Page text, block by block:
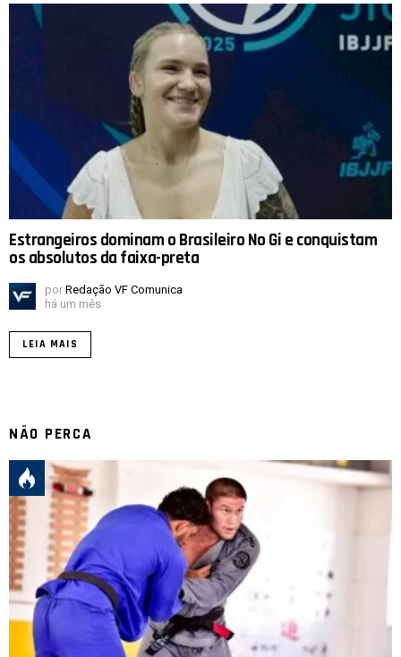
Estrangeiros dominam o Brasileiro No Gi e conquistam
os absolutos da faixa-preta
por Redação VF Comunica
há um mês
LEIA MAIS
NÃO PERCA